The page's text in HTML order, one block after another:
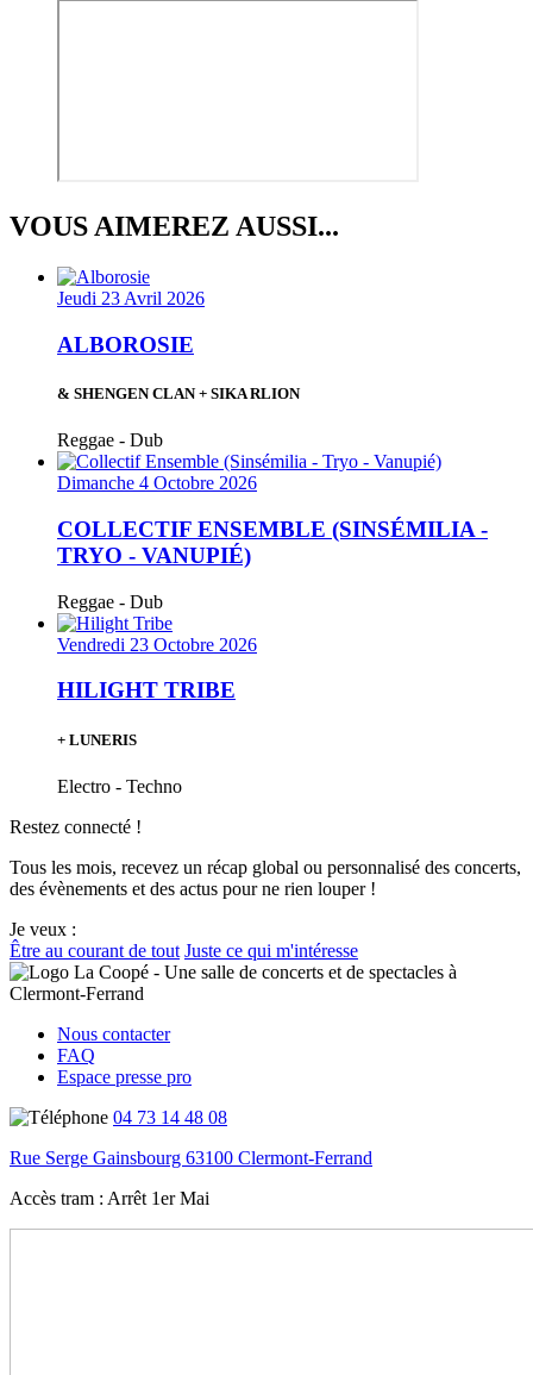
VOUS AIMEREZ AUSSI...
Jeudi 23 Avril 2026
ALBOROSIE
& SHENGEN CLAN + SIKA RLION
Reggae - Dub
Dimanche 4 Octobre 2026
COLLECTIF ENSEMBLE (SINSÉMILIA -
TRYO - VANUPIÉ)
Reggae - Dub
Vendredi 23 Octobre 2026
HILIGHT TRIBE
+ LUNERIS
Electro - Techno
Restez connecté !
Tous les mois, recevez un récap global ou personnalisé des concerts,
des évènements et des actus pour ne rien louper !
Je veux :
Être au courant de tout Juste ce qui m'intéresse
Nous contacter
FAQ
Espace presse pro
04 73 14 48 08
Rue Serge Gainsbourg 63100 Clermont-Ferrand
Accès tram : Arrêt 1er Mai